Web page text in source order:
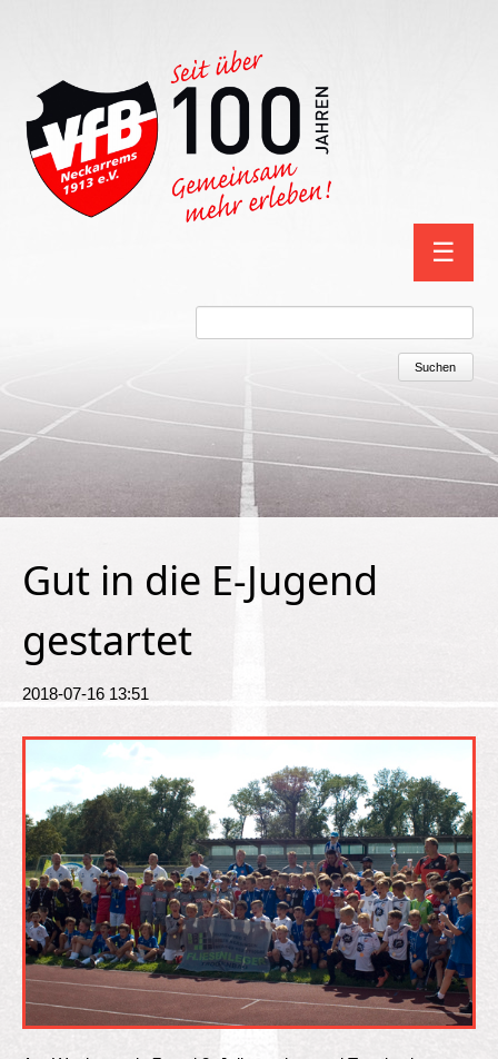
☰
Suchen
Gut in die E-Jugend
gestartet
2018-07-16 13:51